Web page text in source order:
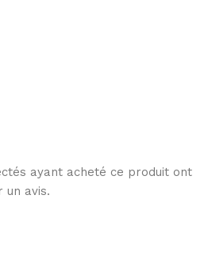
ayant acheté ce produit ont
un avis.